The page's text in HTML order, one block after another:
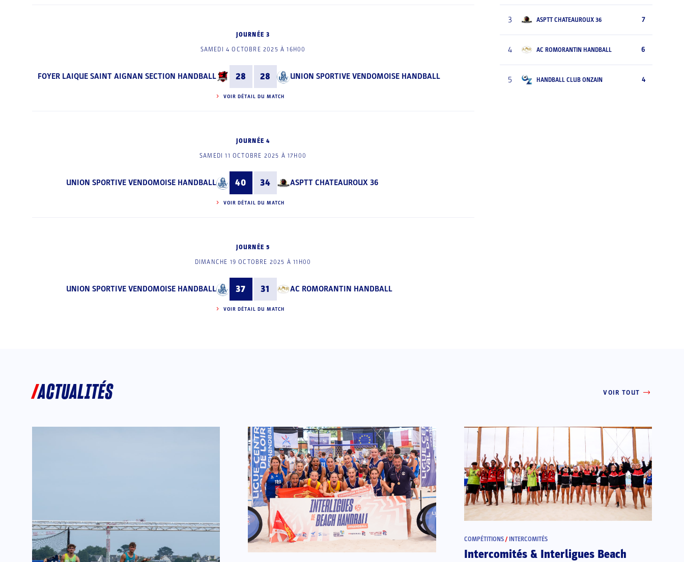
JOURNÉE 3
SAMEDI 4 OCTOBRE 2025 À 16H00
FOYER LAIQUE SAINT AIGNAN SECTION HANDBALL 28 28 UNION SPORTIVE VENDOMOISE HANDBALL
VOIR DÉTAIL DU MATCH
JOURNÉE 4
SAMEDI 11 OCTOBRE 2025 À 17H00
UNION SPORTIVE VENDOMOISE HANDBALL 40 34 ASPTT CHATEAUROUX 36
VOIR DÉTAIL DU MATCH
JOURNÉE 5
DIMANCHE 19 OCTOBRE 2025 À 11H00
UNION SPORTIVE VENDOMOISE HANDBALL 37 31 AC ROMORANTIN HANDBALL
VOIR DÉTAIL DU MATCH
3 ASPTT CHATEAUROUX 36 7
4 AC ROMORANTIN HANDBALL 6
5 HANDBALL CLUB ONZAIN 4
ACTUALITÉS VOIR TOUT
COMPÉTITIONS / INTERCOMITÉS
Intercomités & Interligues Beach